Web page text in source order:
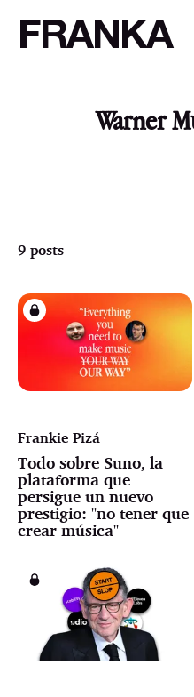
FRANKA
Warner
9 posts
Frankie Pizá
Todo sobre Suno, la
plataforma que
persigue un nuevo
prestigio: "no tener que
crear música"